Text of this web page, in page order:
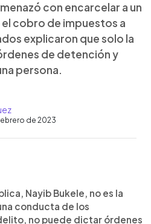
con encarcelar a un
cobro de impuestos a
explicaron que solo la
de detención y
persona.
de 2023
Nayib Bukele, no es la
conducta de los
no puede dictar órdenes